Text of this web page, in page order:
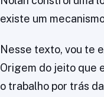
existe um
Nesse texto, vou te
Origem do jeito que
o trabalho por trás